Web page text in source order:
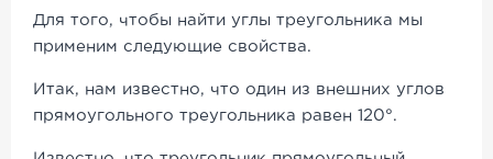
Для того, чтобы найти углы треугольника мы
применим следующие свойства.
Итак, нам известно, что один из внешних углов
прямоугольного треугольника равен 120°.